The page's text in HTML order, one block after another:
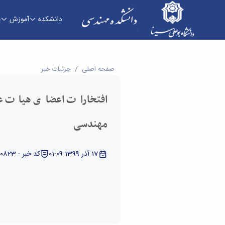
دانشکده آموزش
افتخارات اعضای هیات علمی دانشکده فنی و
صفحه اصلی جزئیات خبر
افتخارات اعضای
مهندسی
17 آذر 1399 01:09 کد خبر : 5330823